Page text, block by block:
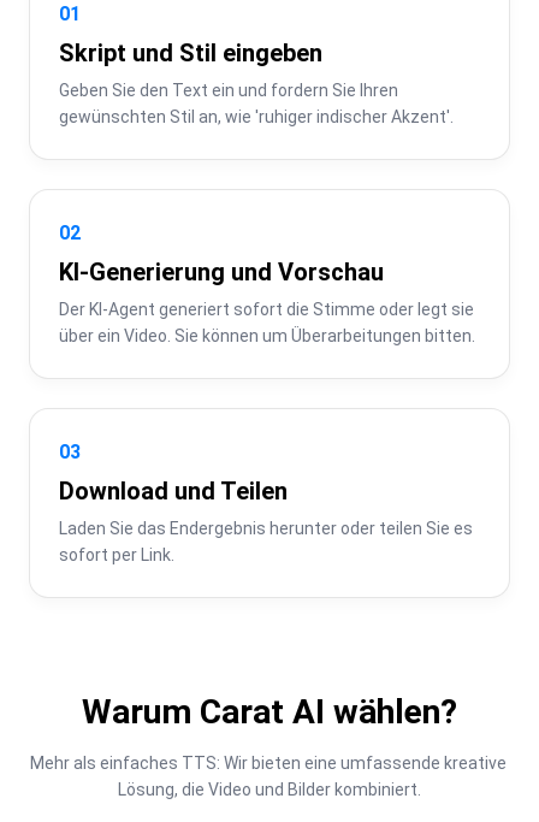
01
Skript und Stil eingeben
Geben Sie den Text ein und fordern Sie Ihren
gewünschten Stil an, wie 'ruhiger indischer Akzent'.
02
KI-Generierung und Vorschau
Der KI-Agent generiert sofort die Stimme oder legt sie
über ein Video. Sie können um Überarbeitungen bitten.
03
Download und Teilen
Laden Sie das Endergebnis herunter oder teilen Sie es
sofort per Link.
Warum Carat AI wählen?
Mehr als einfaches TTS: Wir bieten eine umfassende kreative
Lösung, die Video und Bilder kombiniert.